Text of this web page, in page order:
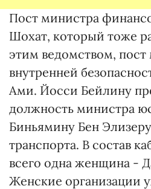
Пост министра
Шохат, который тоже
этим ведомством,
внутренней
Ами. Йосси Бейлину
должность министра
Биньямину Бен
транспорта. В состав
всего одна женщина -
Женские организации